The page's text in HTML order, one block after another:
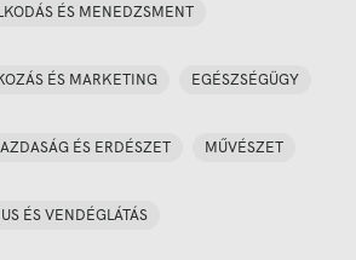
ÉS MENEDZSMENT
ÉS MARKETING EGÉSZSÉGÜGY
ÉS ERDÉSZET MŰVÉSZET
ÉS VENDÉGLÁTÁS